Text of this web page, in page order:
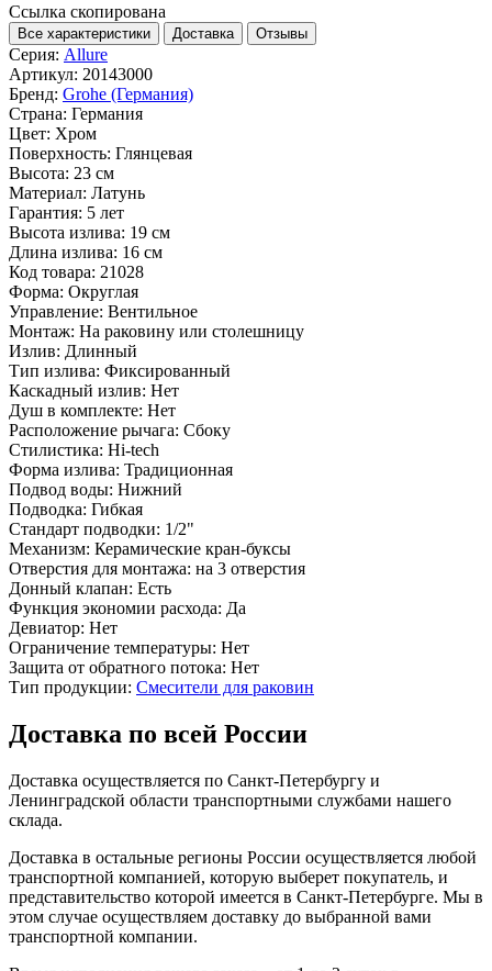
Ссылка скопирована
Все характеристики Доставка Отзывы
Серия: Allure
Артикул: 20143000
Бренд: Grohe (Германия)
Страна: Германия
Цвет: Хром
Поверхность: Глянцевая
Высота: 23 см
Материал: Латунь
Гарантия: 5 лет
Высота излива: 19 см
Длина излива: 16 см
Код товара: 21028
Форма: Округлая
Управление: Вентильное
Монтаж: На раковину или столешницу
Излив: Длинный
Тип излива: Фиксированный
Каскадный излив: Нет
Душ в комплекте: Нет
Расположение рычага: Сбоку
Стилистика: Hi-tech
Форма излива: Традиционная
Подвод воды: Нижний
Подводка: Гибкая
Стандарт подводки: 1/2"
Механизм: Керамические кран-буксы
Отверстия для монтажа: на 3 отверстия
Донный клапан: Есть
Функция экономии расхода: Да
Девиатор: Нет
Ограничение температуры: Нет
Защита от обратного потока: Нет
Тип продукции: Смесители для раковин
Доставка по всей России
Доставка осуществляется по Санкт-Петербургу и
Ленинградской области транспортными службами нашего
склада.
Доставка в остальные регионы России осуществляется любой
транспортной компанией, которую выберет покупатель, и
представительство которой имеется в Санкт-Петербурге. Мы в
этом случае осуществляем доставку до выбранной вами
транспортной компании.